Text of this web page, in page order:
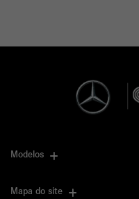
Modelos
Mapa do site